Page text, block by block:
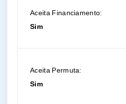
Aceita Financiamento:
Sim
Aceita Permuta:
Sim